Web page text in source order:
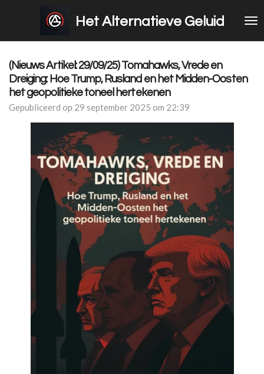
hoofdinhoud
Het Alternatieve Geluid
(Nieuws Artikel: 29/09/25) Tomahawks, Vrede en
Dreiging: Hoe Trump, Rusland en het Midden-Oosten
het geopolitieke toneel hertekenen
Gepubliceerd op 29 september 2025 om 22:39